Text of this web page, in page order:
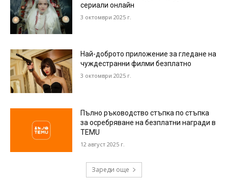
сериали онлайн
3 октомври 2025 г.
Най-доброто приложение за гледане на
чуждестранни филми безплатно
3 октомври 2025 г.
Пълно ръководство стъпка по стъпка
за осребряване на безплатни награди в
TEMU
12 август 2025 г.
Зареди още